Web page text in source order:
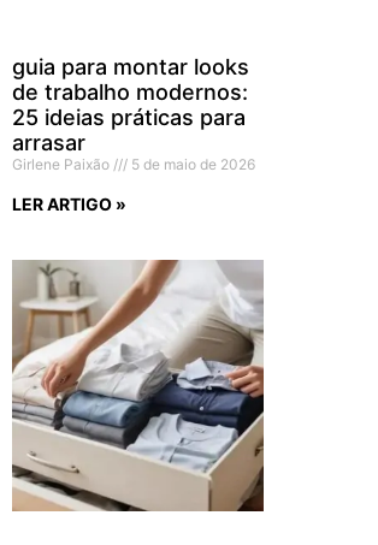
guia para montar looks
de trabalho modernos:
25 ideias práticas para
arrasar
Girlene Paixão 5 de maio de 2026
LER ARTIGO »